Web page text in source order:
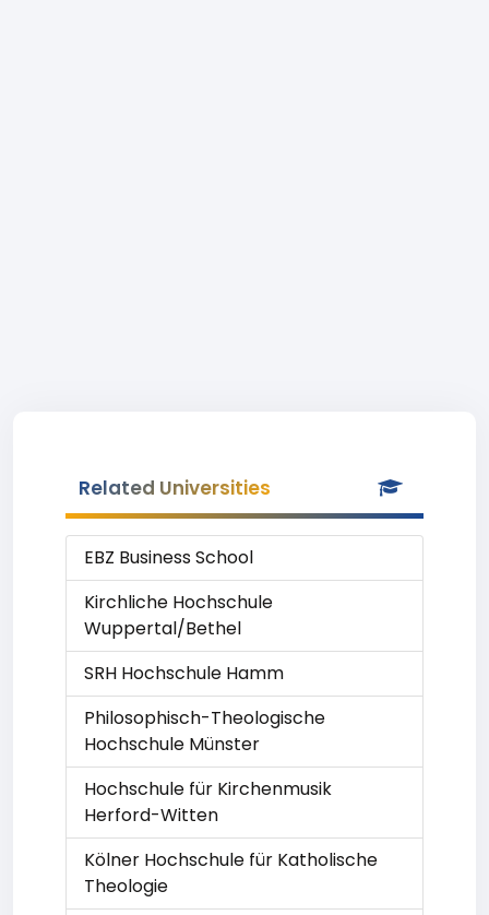
Related Universities
EBZ Business School
Kirchliche Hochschule
Wuppertal/Bethel
SRH Hochschule Hamm
Philosophisch-Theologische
Hochschule Münster
Hochschule für Kirchenmusik
Herford-Witten
Kölner Hochschule für Katholische
Theologie